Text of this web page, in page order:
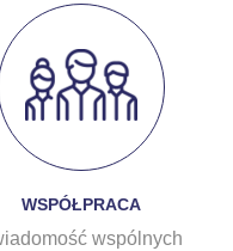
WSPÓŁPRACA
wspólnych